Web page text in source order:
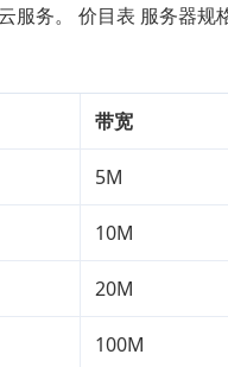
务。 价目表 服务器
带宽
5M
10M
20M
100M